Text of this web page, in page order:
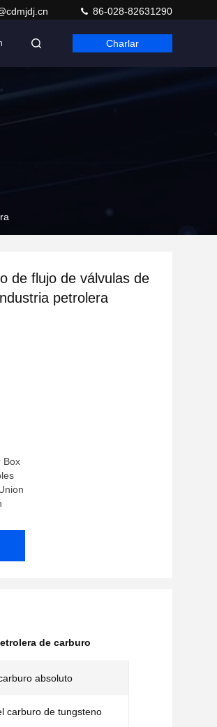
86-028-82631290
Charlar
de flujo de válvulas de
petrolera
Box
de carburo
absoluto
carburo de tungsteno